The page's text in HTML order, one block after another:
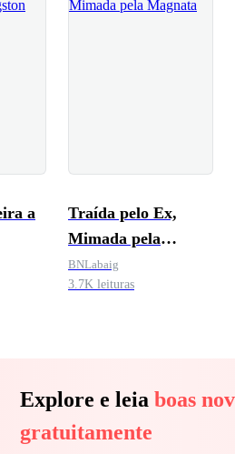
a
Traída pelo Ex,
Mimada pela
Magnata
BNLabaig
3.7K leituras
Explore e leia boas
gratuitamente